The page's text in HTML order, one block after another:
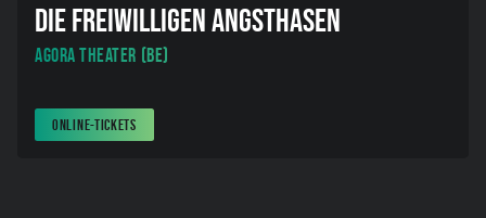
DIE FREIWILLIGEN ANGSTHASEN
AGORA THEATER (BE)
ONLINE-TICKETS